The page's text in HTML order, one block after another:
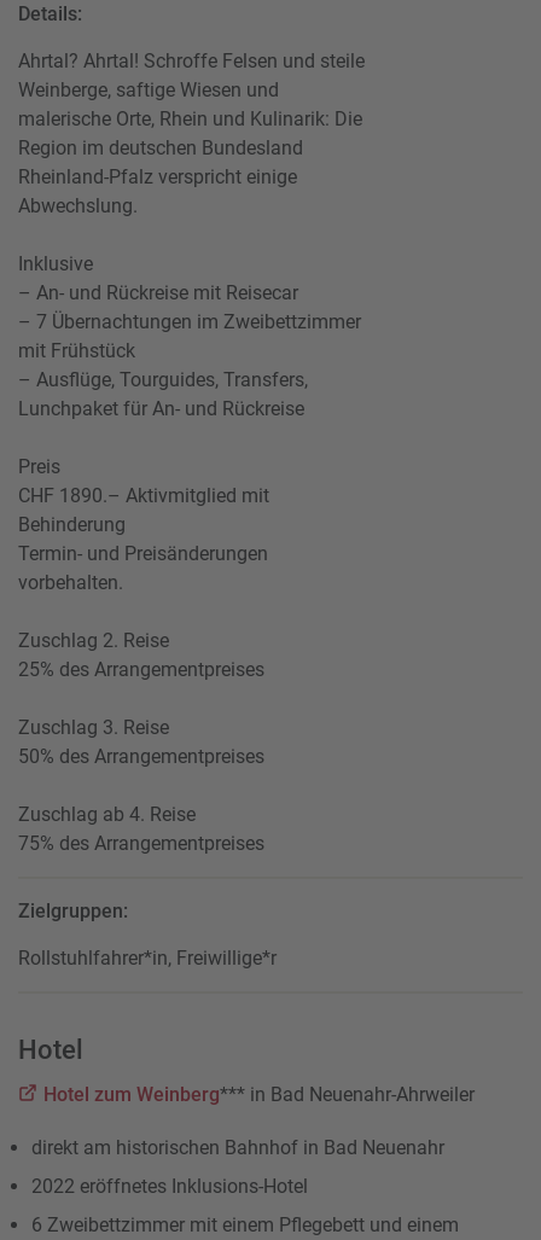
Details:
Ahrtal? Ahrtal! Schroffe Felsen und steile
Weinberge, saftige Wiesen und
malerische Orte, Rhein und Kulinarik: Die
Region im deutschen Bundesland
Rheinland-Pfalz verspricht einige
Abwechslung.
Inklusive
– An- und Rückreise mit Reisecar
– 7 Übernachtungen im Zweibettzimmer
mit Frühstück
– Ausflüge, Tourguides, Transfers,
Lunchpaket für An- und Rückreise
Preis
CHF 1890.– Aktivmitglied mit
Behinderung
Termin- und Preisänderungen
vorbehalten.
Zuschlag 2. Reise
25% des Arrangementpreises
Zuschlag 3. Reise
50% des Arrangementpreises
Zuschlag ab 4. Reise
75% des Arrangementpreises
Zielgruppen:
Rollstuhlfahrer*in, Freiwillige*r
Hotel
Hotel zum Weinberg*** in Bad Neuenahr-Ahrweiler
direkt am historischen Bahnhof in Bad Neuenahr
2022 eröffnetes Inklusions-Hotel
6 Zweibettzimmer mit einem Pflegebett und einem